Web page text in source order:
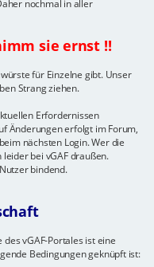
nochmal in aller
sie ernst !!
für Einzelne gibt. Unser
Strang ziehen.
Erfordernissen
Änderungen erfolgt im Forum,
nächsten Login. Wer die
bei vGAF draußen.
bindend.
vGAF-Portales ist eine
Bedingungen geknüpft ist: